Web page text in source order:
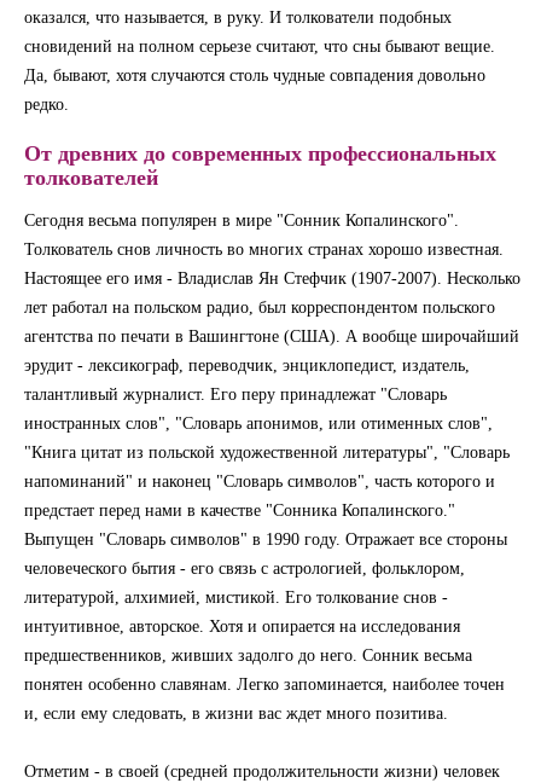
оказался, что называется, в руку. И толкователи подобных
сновидений на полном серьезе считают, что сны бывают вещие.
Да, бывают, хотя случаются столь чудные совпадения довольно
редко.
От древних до современных профессиональных
толкователей
Сегодня весьма популярен в мире "Сонник Копалинского".
Толкователь снов личность во многих странах хорошо известная.
Настоящее его имя - Владислав Ян Стефчик (1907-2007). Несколько
лет работал на польском радио, был корреспондентом польского
агентства по печати в Вашингтоне (США). А вообще широчайший
эрудит - лексикограф, переводчик, энциклопедист, издатель,
талантливый журналист. Его перу принадлежат "Словарь
иностранных слов", "Словарь апонимов, или отименных слов",
"Книга цитат из польской художественной литературы", "Словарь
напоминаний" и наконец "Словарь символов", часть которого и
предстает перед нами в качестве "Сонника Копалинского."
Выпущен "Словарь символов" в 1990 году. Отражает все стороны
человеческого бытия - его связь с астрологией, фольклором,
литературой, алхимией, мистикой. Его толкование снов -
интуитивное, авторское. Хотя и опирается на исследования
предшественников, живших задолго до него. Сонник весьма
понятен особенно славянам. Легко запоминается, наиболее точен
и, если ему следовать, в жизни вас ждет много позитива.
Отметим - в своей (средней продолжительности жизни) человек